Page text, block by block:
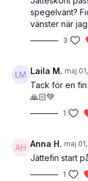
spegelvänt?
vänster när
3
Laila M. maj
Tack för en
🙏🏻💚
1
Anna H. maj
Jättefin start
1